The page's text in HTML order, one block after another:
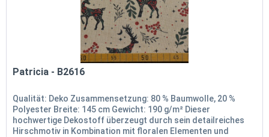
Patricia - B2616
Qualität: Deko Zusammensetzung: 80 % Baumwolle, 20 %
Polyester Breite: 145 cm Gewicht: 190 g/m² Dieser
hochwertige Dekostoff überzeugt durch sein detailreiches
Hirschmotiv in Kombination mit floralen Elementen und